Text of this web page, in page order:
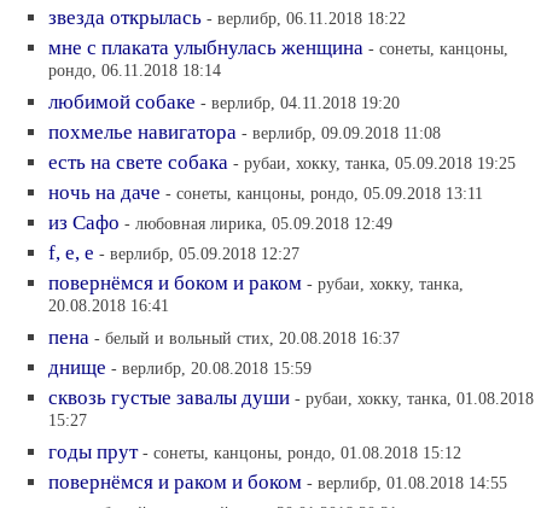
звезда открылась - верлибр, 06.11.2018 18:22
мне с плаката улыбнулась женщина - сонеты, канцоны,
рондо, 06.11.2018 18:14
любимой собаке - верлибр, 04.11.2018 19:20
похмелье навигатора - верлибр, 09.09.2018 11:08
есть на свете собака - рубаи, хокку, танка, 05.09.2018 19:25
ночь на даче - сонеты, канцоны, рондо, 05.09.2018 13:11
из Сафо - любовная лирика, 05.09.2018 12:49
f, e, e - верлибр, 05.09.2018 12:27
повернёмся и боком и раком - рубаи, хокку, танка,
20.08.2018 16:41
пена - белый и вольный стих, 20.08.2018 16:37
днище - верлибр, 20.08.2018 15:59
сквозь густые завалы души - рубаи, хокку, танка, 01.08.2018
15:27
годы прут - сонеты, канцоны, рондо, 01.08.2018 15:12
повернёмся и раком и боком - верлибр, 01.08.2018 14:55